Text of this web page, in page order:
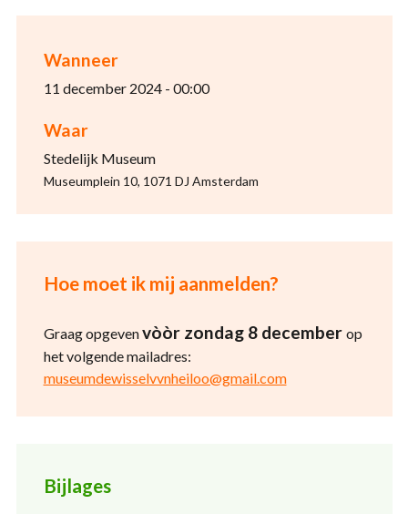
Wanneer
11 december 2024 - 00:00
Waar
Stedelijk Museum
Museumplein 10, 1071 DJ Amsterdam
Hoe moet ik mij aanmelden?
Graag opgevenvòòr zondag 8 december op
het volgende mailadres:
museumdewisselvvnheiloo@gmail.com
Bijlages